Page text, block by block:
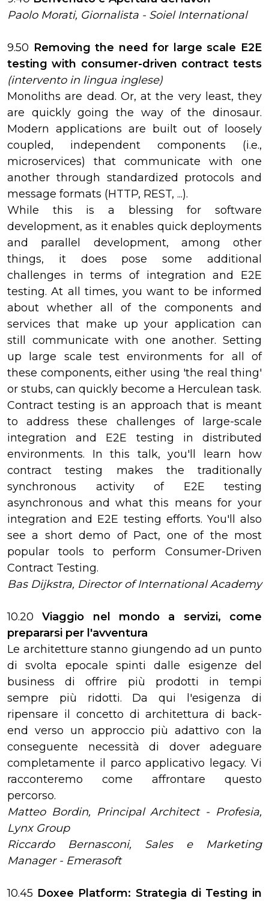
Paolo Morati, Giornalista - Soiel International
9.50 Removing the need for large scale E2E
testing with consumer-driven contract tests
(intervento in lingua inglese)
Monoliths are dead. Or, at the very least, they
are quickly going the way of the dinosaur.
Modern applications are built out of loosely
coupled, independent components (i.e.,
microservices) that communicate with one
another through standardized protocols and
message formats (HTTP, REST, ...).
While this is a blessing for software
development, as it enables quick deployments
and parallel development, among other
things, it does pose some additional
challenges in terms of integration and E2E
testing. At all times, you want to be informed
about whether all of the components and
services that make up your application can
still communicate with one another. Setting
up large scale test environments for all of
these components, either using 'the real thing'
or stubs, can quickly become a Herculean task.
Contract testing is an approach that is meant
to address these challenges of large-scale
integration and E2E testing in distributed
environments. In this talk, you'll learn how
contract testing makes the traditionally
synchronous activity of E2E testing
asynchronous and what this means for your
integration and E2E testing efforts. You'll also
see a short demo of Pact, one of the most
popular tools to perform Consumer-Driven
Contract Testing.
Bas Dijkstra, Director of International Academy
10.20Viaggio nel mondo a servizi, come
prepararsi per l'avventura
Le architetture stanno giungendo ad un punto
di svolta epocale spinti dalle esigenze del
business di offrire più prodotti in tempi
sempre più ridotti. Da qui l'esigenza di
ripensare il concetto di architettura di back-
end verso un approccio più adattivo con la
conseguente necessità di dover adeguare
completamente il parco applicativo legacy. Vi
racconteremo come affrontare questo
percorso.
Matteo Bordin, Principal Architect - Profesia,
Lynx Group
Riccardo Bernasconi, Sales e Marketing
Manager - Emerasoft
10.45 Doxee Platform: Strategia di Testing in